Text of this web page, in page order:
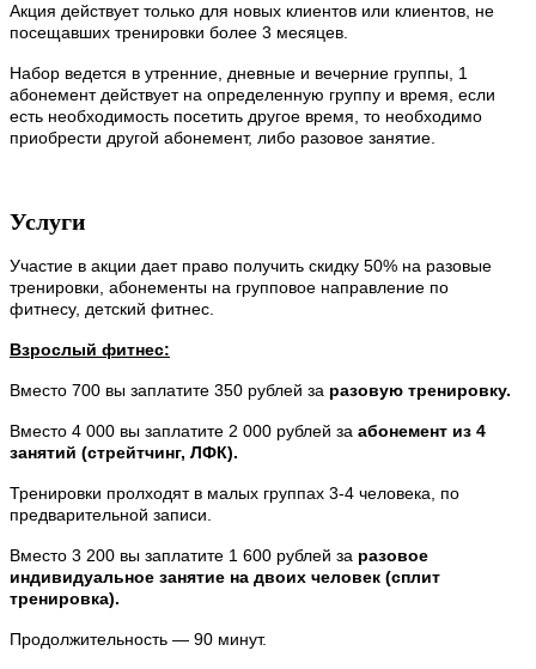
Акция действует только для новых клиентов или клиентов, не
посещавших тренировки более 3 месяцев.
Набор ведется в утренние, дневные и вечерние группы, 1
абонемент действует на определенную группу и время, если
есть необходимость посетить другое время, то необходимо
приобрести другой абонемент, либо разовое занятие.
Услуги
Участие в акции дает право получить скидку 50% на разовые
тренировки, абонементы на групповое направление по
фитнесу, детский фитнес.
Взрослый фитнес:
Вместо 700 вы заплатите 350 рублей за разовую тренировку.
Вместо 4 000 вы заплатите 2 000 рублей за абонемент из 4
занятий (стрейтчинг, ЛФК).
Тренировки пролходят в малых группах 3-4 человека, по
предварительной записи.
Вместо 3 200 вы заплатите 1 600 рублей за разовое
индивидуальное занятие на двоих человек (сплит
тренировка).
Продолжительность — 90 минут.